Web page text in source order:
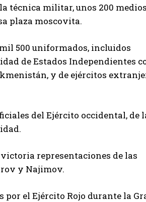
técnica militar, unos 200
plaza moscovita.
500 uniformados, incluidos
de Estados Independientes
y de ejércitos
del Ejército occidental, de
representaciones de las
y Najimov.
el Ejército Rojo durante la